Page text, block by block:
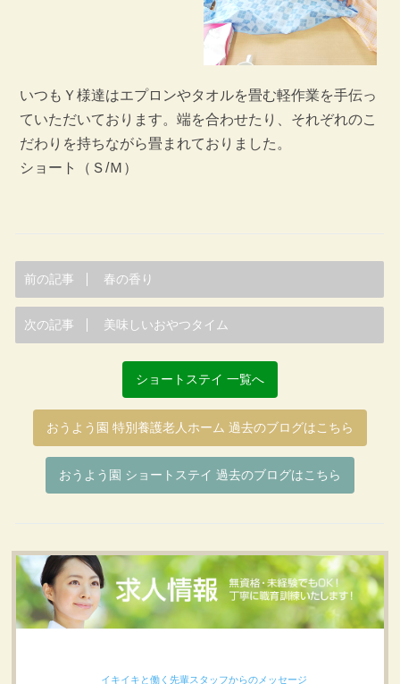
いつもＹ様達はエプロンやタオルを畳む軽作業を手伝っ
ていただいております。端を合わせたり、それぞれのこ
だわりを持ちながら畳まれておりました。
ショート（Ｓ/Ｍ）
前の記事 春の香り
次の記事 美味しいおやつタイム
ショートステイ 一覧へ
おうよう園 特別養護老人ホーム 過去のブログはこちら
おうよう園 ショートステイ 過去のブログはこちら
イキイキと働く先輩スタッフからのメッセージ